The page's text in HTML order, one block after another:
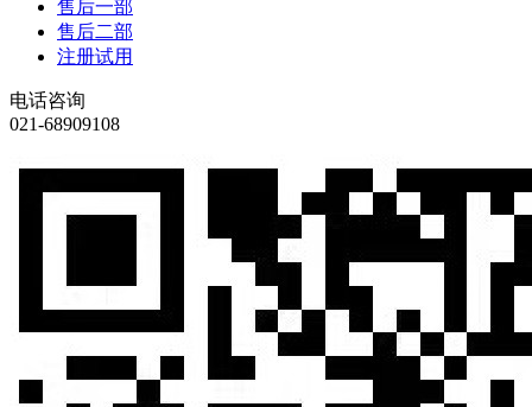
售后一部
售后二部
注册试用
电话咨询
021-68909108